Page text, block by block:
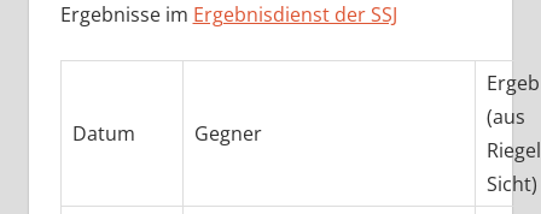
Ergebnisse im Ergebnisdienst der SSJ
Datum Gegner
(aus
Sicht)